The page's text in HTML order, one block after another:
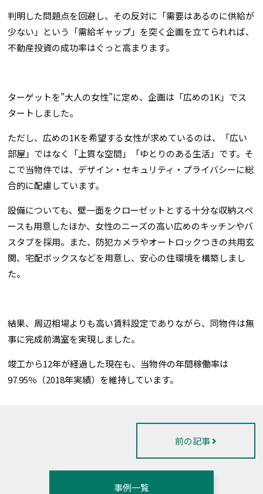
判明した問題点を回避し、その反対に「需要はあるのに供給が
少ない」という「需給ギャップ」を突く企画を立てられれば、
不動産投資の成功率はぐっと高まります。
ターゲットを”大人の女性”に定め、企画は「広めの1K」でス
タートしました。
ただし、広めの1Kを希望する女性が求めているのは、「広い
部屋」ではなく「上質な空間」「ゆとりのある生活」です。そ
こで当物件では、デザイン・セキュリティ・プライバシーに総
合的に配慮しています。
設備についても、壁一面をクローゼットとする十分な収納スペ
ースも用意したほか、女性のニーズの高い広めのキッチンやバ
スタブを採用。また、防犯カメラやオートロックつきの共用玄
関、宅配ボックスなどを用意し、安心の住環境を構築しまし
た。
結果、周辺相場よりも高い賃料設定でありながら、同物件は無
事に完成前満室を実現しました。
竣工から12年が経過した現在も、当物件の年間稼働率は
97.95％（2018年実績）を維持しています。
事例一覧
前の記事